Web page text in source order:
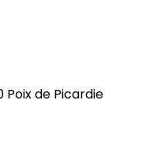
Poix de Picardie